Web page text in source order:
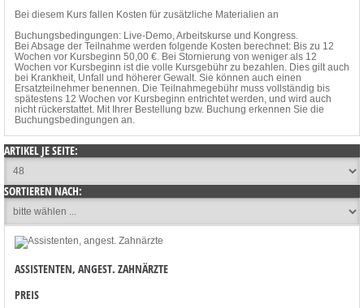
Bei diesem Kurs fallen Kosten für zusätzliche Materialien an
Buchungsbedingungen: Live-Demo, Arbeitskurse und Kongress.
Bei Absage der Teilnahme werden folgende Kosten berechnet: Bis zu 12
Wochen vor Kursbeginn 50,00 €. Bei Stornierung von weniger als 12
Wochen vor Kursbeginn ist die volle Kursgebühr zu bezahlen. Dies gilt auch
bei Krankheit, Unfall und höherer Gewalt. Sie können auch einen
Ersatzteilnehmer benennen. Die Teilnahmegebühr muss vollständig bis
spätestens 12 Wochen vor Kursbeginn entrichtet werden, und wird auch
nicht rückerstattet. Mit Ihrer Bestellung bzw. Buchung erkennen Sie die
Buchungsbedingungen an.
ARTIKEL JE SEITE:
SORTIEREN NACH:
ASSISTENTEN, ANGEST. ZAHNÄRZTE
PREIS